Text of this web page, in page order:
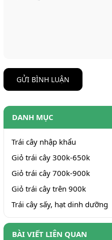
GỬI BÌNH LUẬN
DANH MỤC
Trái cây nhập khẩu
Giỏ trái cây 300k-650k
Giỏ trái cây 700k-900k
Giỏ trái cây trên 900k
Trái cây sấy, hạt dinh dưỡng
BÀI VIẾT LIÊN QUAN